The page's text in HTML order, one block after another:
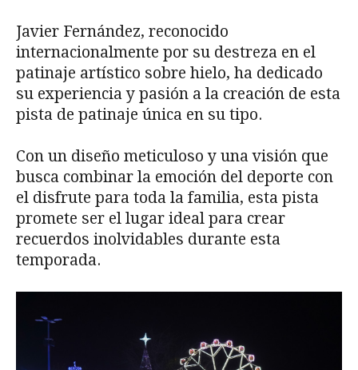
Javier Fernández, reconocido
internacionalmente por su destreza en el
patinaje artístico sobre hielo, ha dedicado
su experiencia y pasión a la creación de esta
pista de patinaje única en su tipo.
Con un diseño meticuloso y una visión que
busca combinar la emoción del deporte con
el disfrute para toda la familia, esta pista
promete ser el lugar ideal para crear
recuerdos inolvidables durante esta
temporada.